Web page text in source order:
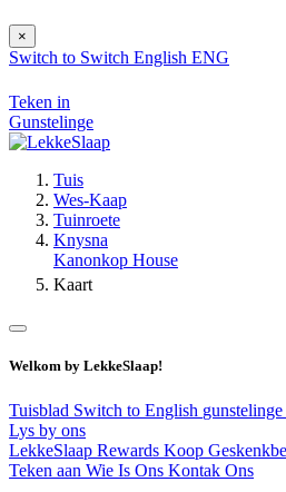
×
Switch to Switch English ENG
Teken in
Gunstelinge
Tuis
Wes-Kaap
Tuinroete
Knysna
Kanonkop House
Kaart
Welkom by LekkeSlaap!
Tuisblad Switch to English gunstelinge
Lys by ons
LekkeSlaap Rewards Koop
Teken aan Wie Is Ons Kontak Ons